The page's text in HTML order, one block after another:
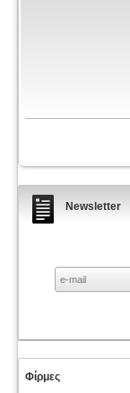
Newsletter
Φίρμες